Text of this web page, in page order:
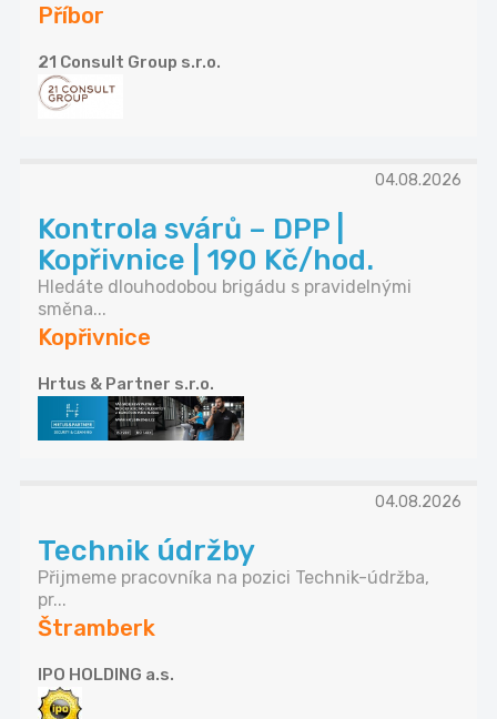
Příbor
21 Consult Group s.r.o.
04.08.2026
Kontrola svárů – DPP |
Kopřivnice | 190 Kč/hod.
Hledáte dlouhodobou brigádu s pravidelnými
směna...
Kopřivnice
Hrtus & Partner s.r.o.
04.08.2026
Technik údržby
Přijmeme pracovníka na pozici Technik-údržba,
pr...
Štramberk
IPO HOLDING a.s.